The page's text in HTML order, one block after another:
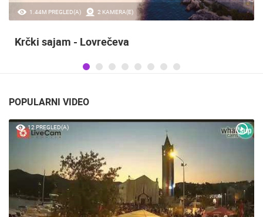
1.44M PREGLED(A) 2 KAMERA(E)
Krčki sajam - Lovrečeva
POPULARNI VIDEO
12 PREGLED(A)